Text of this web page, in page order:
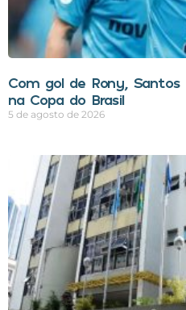
Com gol de Rony,
na Copa do Brasil
5 de agosto de 2026